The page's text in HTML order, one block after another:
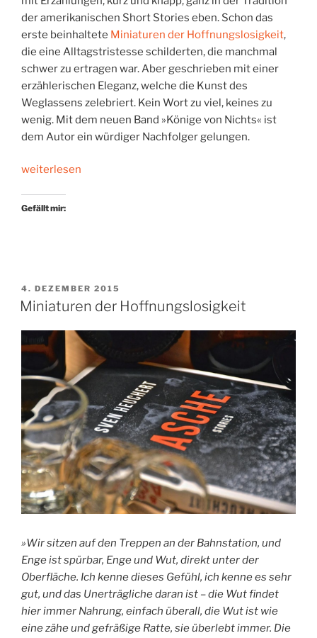
der amerikanischen Short Stories eben. Schon das
erste beinhaltete Miniaturen der Hoffnungslosigkeit,
die eine Alltagstristesse schilderten, die manchmal
schwer zu ertragen war. Aber geschrieben mit einer
erzählerischen Eleganz, welche die Kunst des
Weglassens zelebriert. Kein Wort zu viel, keines zu
wenig. Mit dem neuen Band »Könige von Nichts« ist
dem Autor ein würdiger Nachfolger gelungen.
„Derbe
weiterlesen
Gefällt mir:
VERÖFFENTLICHT
AM
4. DEZEMBER 2015
Miniaturen der Hoffnungslosigkeit
»Wir sitzen auf den Treppen an der Bahnstation, und
Enge ist spürbar, Enge und Wut, direkt unter der
Oberfläche. Ich kenne dieses Gefühl, ich kenne es sehr
gut, und das Unerträgliche daran ist – die Wut findet
hier immer Nahrung, einfach überall, die Wut ist wie
eine zähe und gefräßige Ratte, sie überlebt immer. Die